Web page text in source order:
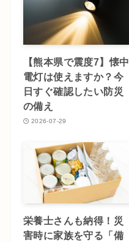
【熊本県で震度7】懐中
電灯は使えますか？今
日すぐ確認したい防災
の備え
2026-07-29
栄養士さんも納得！災
害時に家族を守る「備